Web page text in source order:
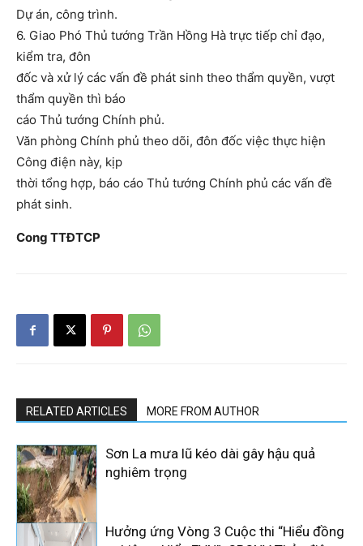
Dự án, công trình.
6. Giao Phó Thủ tướng Trần Hồng Hà trực tiếp chỉ đạo,
kiểm tra, đôn
đốc và xử lý các vấn đề phát sinh theo thẩm quyền, vượt
thẩm quyền thì báo
cáo Thủ tướng Chính phủ.
Văn phòng Chính phủ theo dõi, đôn đốc việc thực hiện
Công điện này, kịp
thời tổng hợp, báo cáo Thủ tướng Chính phủ các vấn đề
phát sinh.
Cong TTĐTCP
RELATED ARTICLES MORE FROM AUTHOR
Sơn La mưa lũ kéo dài gây hậu quả
nghiêm trọng
Hưởng ứng Vòng 3 Cuộc thi “Hiểu đồng